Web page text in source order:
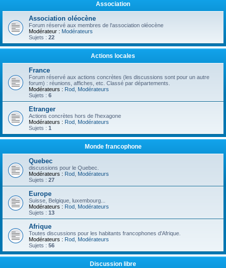
Association
Association oléocène
Forum réservé aux membres de l'association oléocène
Modérateur : Modérateurs
Sujets : 22
Actions locales
France
Forum réservé aux actions concrètes (les discussions sont pour un autre
forum) : réunions, affiches, etc. Classé par départements.
Modérateurs : Rod Modérateurs
Sujets : 6
Etranger
Actions concrètes hors de l'hexagone
Modérateurs : Rod Modérateurs
Sujets : 1
Monde francophone
Quebec
discussions pour le Quebec.
Modérateurs : Rod Modérateurs
Sujets : 27
Europe
Suisse, Belgique, luxembourg...
Modérateurs : Rod Modérateurs
Sujets : 13
Afrique
Toutes discussions pour les habitants francophones d'Afrique.
Modérateurs : Rod Modérateurs
Sujets : 56
Discussion libre